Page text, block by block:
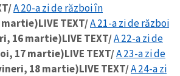
A 20-a zi de război în
martie)LIVE TEXT/A 21-a zi de război
16 martie)LIVE TEXT/A 22-a zi de
17 martie)LIVE TEXT/A 23-a zi de
18 martie)LIVE TEXT/A 24-a zi